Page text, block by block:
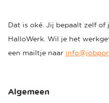
Dat is oké. Jij bepaalt zelf
HalloWerk. Wil je het
een mailtje naar
Algemeen